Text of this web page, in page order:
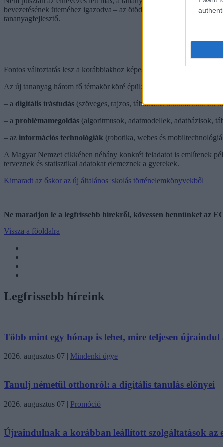
bevezetésének üteméhez igazodva – az ötödikes és a kilencedikes
tananyagfejlesztő.
Fontos változtatás lesz a korábbiakhoz képest, hogy a
Az új tananyag három fő témakör köré épül:
– a digitális írástudás (szöveges, rajzos, táblázatos dokumentumok
– a problémamegoldás (algoritmusok, adatmodellek, adatbázisok,
– az információs technológiák (robotika, webes és
A Magyar Nemzet cikkében néhány konkrét feladatot is említenek
terveznek és statisztikai adatokat elemeznek a gyerekek.
Kimaradt az őskor az új általános iskolás történelemkönyvekből
Ne maradjon le a legfrissebb hírekről, kövessen bennünket az
Vissza a főoldalra
Legfrissebb híreink
Több mint egy hónap is lehet, mire teljesen újraindul
2026. augusztus 07 | Mindenki ügye
Tanulj németül otthonról: a digitális tanulás előnyei
2026. augusztus 07 | Promóció
Újraindulnak a korábban leállított szolgáltatások az